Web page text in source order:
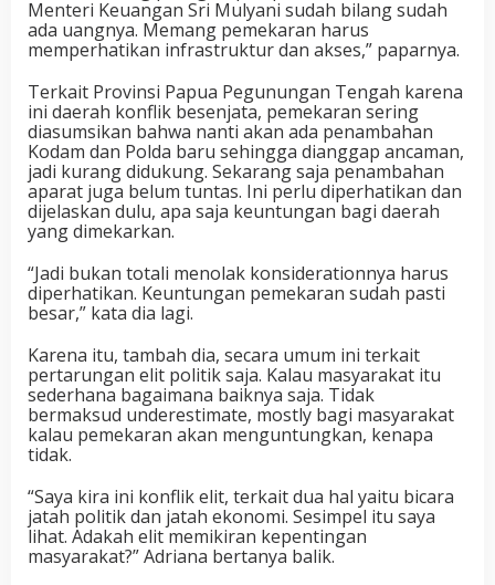
Menteri Keuangan Sri Mulyani sudah bilang sudah
ada uangnya. Memang pemekaran harus
memperhatikan infrastruktur dan akses,” paparnya.
Terkait Provinsi Papua Pegunungan Tengah karena
ini daerah konflik besenjata, pemekaran sering
diasumsikan bahwa nanti akan ada penambahan
Kodam dan Polda baru sehingga dianggap ancaman,
jadi kurang didukung. Sekarang saja penambahan
aparat juga belum tuntas. Ini perlu diperhatikan dan
dijelaskan dulu, apa saja keuntungan bagi daerah
yang dimekarkan.
“Jadi bukan totali menolak konsiderationnya harus
diperhatikan. Keuntungan pemekaran sudah pasti
besar,” kata dia lagi.
Karena itu, tambah dia, secara umum ini terkait
pertarungan elit politik saja. Kalau masyarakat itu
sederhana bagaimana baiknya saja. Tidak
bermaksud underestimate, mostly bagi masyarakat
kalau pemekaran akan menguntungkan, kenapa
tidak.
“Saya kira ini konflik elit, terkait dua hal yaitu bicara
jatah politik dan jatah ekonomi. Sesimpel itu saya
lihat. Adakah elit memikiran kepentingan
masyarakat?” Adriana bertanya balik.